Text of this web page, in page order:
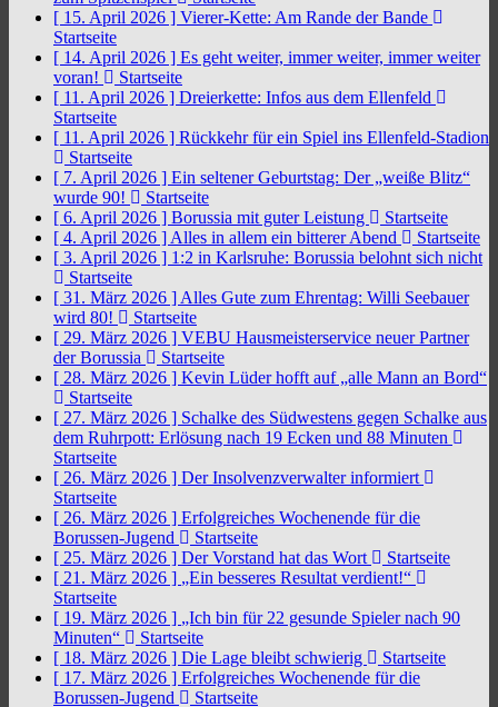
[ 15. April 2026 ] Vierer-Kette: Am Rande der Bande
Startseite
[ 14. April 2026 ] Es geht weiter, immer weiter, immer weiter
voran!
Startseite
[ 11. April 2026 ] Dreierkette: Infos aus dem Ellenfeld
Startseite
[ 11. April 2026 ] Rückkehr für ein Spiel ins Ellenfeld-Stadion
Startseite
[ 7. April 2026 ] Ein seltener Geburtstag: Der „weiße Blitz“
wurde 90!
Startseite
[ 6. April 2026 ] Borussia mit guter Leistung
Startseite
[ 4. April 2026 ] Alles in allem ein bitterer Abend
Startseite
[ 3. April 2026 ] 1:2 in Karlsruhe: Borussia belohnt sich nicht
Startseite
[ 31. März 2026 ] Alles Gute zum Ehrentag: Willi Seebauer
wird 80!
Startseite
[ 29. März 2026 ] VEBU Hausmeisterservice neuer Partner
der Borussia
Startseite
[ 28. März 2026 ] Kevin Lüder hofft auf „alle Mann an Bord“
Startseite
[ 27. März 2026 ] Schalke des Südwestens gegen Schalke aus
dem Ruhrpott: Erlösung nach 19 Ecken und 88 Minuten
Startseite
[ 26. März 2026 ] Der Insolvenzverwalter informiert
Startseite
[ 26. März 2026 ] Erfolgreiches Wochenende für die
Borussen-Jugend
Startseite
[ 25. März 2026 ] Der Vorstand hat das Wort
Startseite
[ 21. März 2026 ] „Ein besseres Resultat verdient!“
Startseite
[ 19. März 2026 ] „Ich bin für 22 gesunde Spieler nach 90
Minuten“
Startseite
[ 18. März 2026 ] Die Lage bleibt schwierig
Startseite
[ 17. März 2026 ] Erfolgreiches Wochenende für die
Borussen-Jugend
Startseite